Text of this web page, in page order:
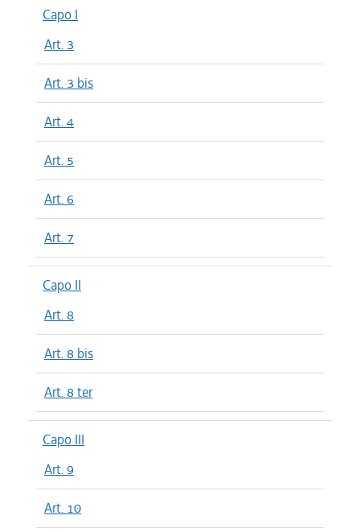
Capo I
Art. 3
Art. 3 bis
Art. 4
Art. 5
Art. 6
Art. 7
Capo II
Art. 8
Art. 8 bis
Art. 8 ter
Capo III
Art. 9
Art. 10